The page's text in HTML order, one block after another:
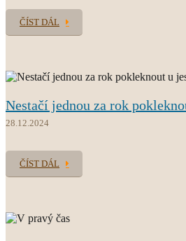
ČÍST DÁL
Nestačí jednou za rok
28.12.2024
ČÍST DÁL